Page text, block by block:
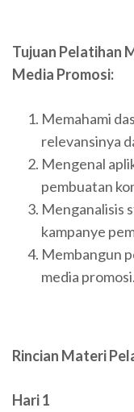
Tujuan Pelatihan
Media Promosi:
Memahami
relevansinya
Mengenal
pembuatan
Menganalisis
kampanye
Membangun
media promosi.
Rincian Materi
Hari 1